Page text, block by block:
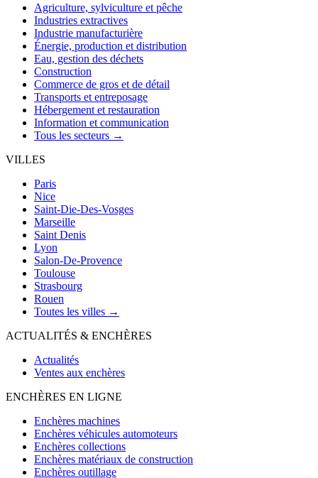
Agriculture, sylviculture et pêche
Industries extractives
Industrie manufacturière
Énergie, production et distribution
Eau, gestion des déchets
Construction
Commerce de gros et de détail
Transports et entreposage
Hébergement et restauration
Information et communication
Tous les secteurs →
VILLES
Paris
Nice
Saint-Die-Des-Vosges
Marseille
Saint Denis
Lyon
Salon-De-Provence
Toulouse
Strasbourg
Rouen
Toutes les villes →
ACTUALITÉS & ENCHÈRES
Actualités
Ventes aux enchères
ENCHÈRES EN LIGNE
Enchères machines
Enchères véhicules automoteurs
Enchères collections
Enchères matériaux de construction
Enchères outillage